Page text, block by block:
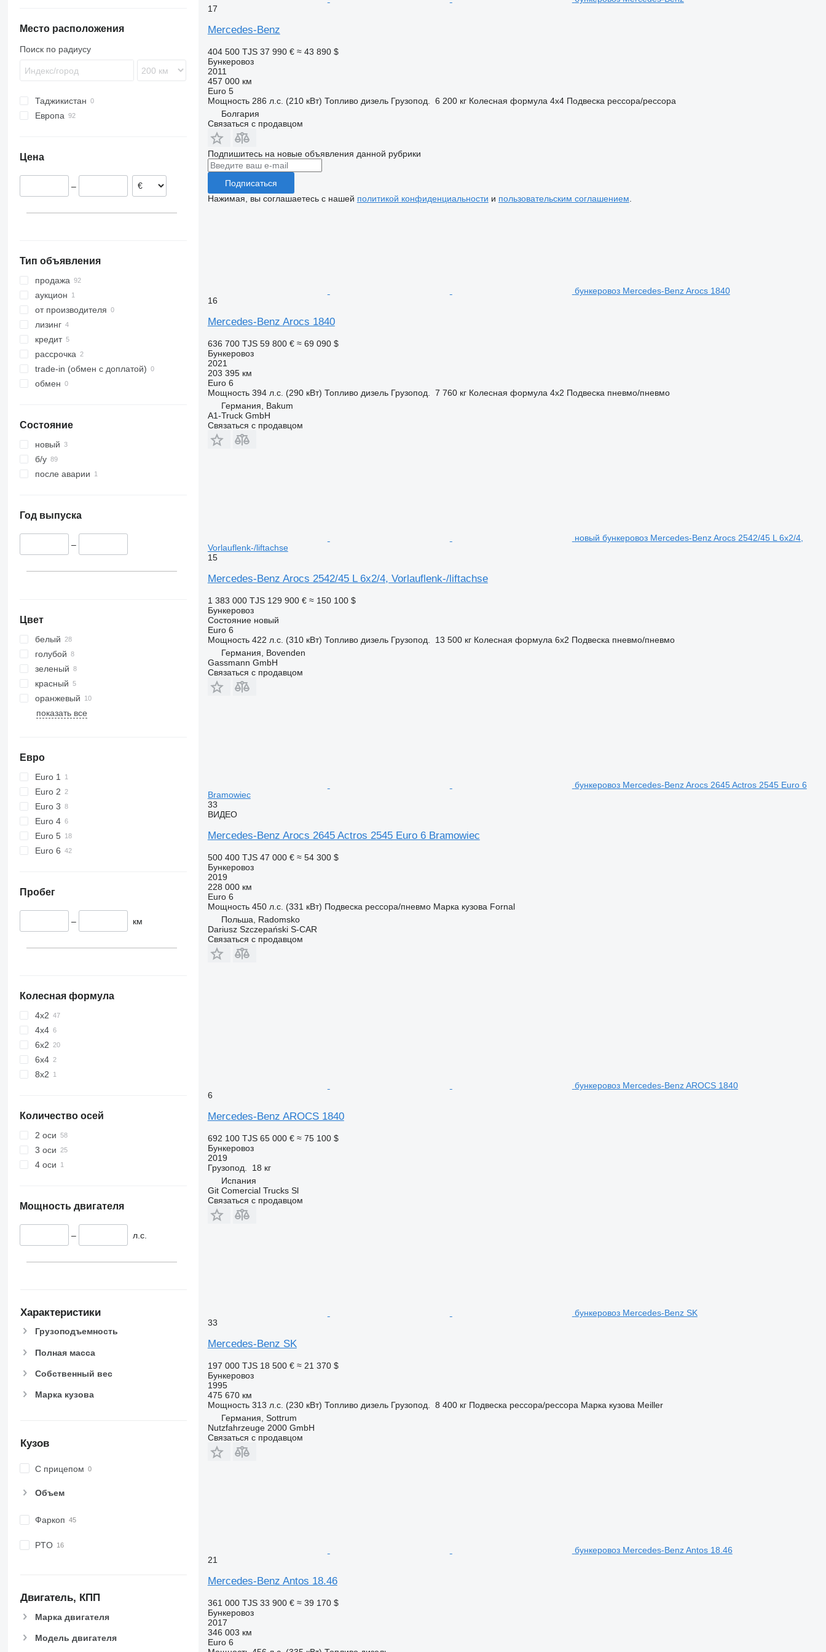
Actros 3243
Место расположения
Поиск по радиусу
Таджикистан
Европа
Нидерланды
Эстония
Цена
–
Тип объявления
продажа
аукцион
от производителя
лизинг
кредит
рассрочка
trade-in (обмен с доплатой)
обмен
Состояние
новый
б/у
после аварии
Год выпуска
–
Цвет
белый
голубой
зеленый
красный
оранжевый
показать все
Евро
Euro 1
Euro 2
Euro 3
Euro 4
Euro 5
Euro 6
Пробег
– км
Колесная формула
4x2
4x4
6x2
6x4
8x2
Количество осей
2 оси
3 оси
4 оси
Мощность двигателя
– л.с.
Характеристики
Грузоподъемность
Полная масса
Собственный вес
Марка кузова
Кузов
С прицепом
Объем
Фаркоп
PTO
Двигатель, КПП
Марка двигателя
Модель двигателя
17
Mercedes-Benz
404 500 TJS 37 990 € ≈ 43 890 $
Бункеровоз
2011
457 000 км
Euro 5
Мощность 286 л.с. (210 кВт) Топливо дизель Грузопод. 6 200 кг Колесная формула 4x4 Подвеска рессора/рессора
Болгария
Связаться с продавцом
Подпишитесь на новые объявления данной рубрики
Подписаться
Нажимая, вы соглашаетесь с нашей политикой конфиденциальности и пользовательским соглашением
бункеровоз Mercedes-Benz Arocs 1840
16
Mercedes-Benz Arocs 1840
636 700 TJS 59 800 € ≈ 69 090 $
Бункеровоз
2021
203 395 км
Euro 6
Мощность 394 л.с. (290 кВт) Топливо дизель Грузопод. 7 760 кг Колесная формула 4x2 Подвеска пневмо/пневмо
Германия, Bakum
A1-Truck GmbH
Связаться с продавцом
новый бункеровоз Mercedes-Benz Arocs 2542/45 L 6x2/4,
Vorlauflenk-/liftachse
15
Mercedes-Benz Arocs 2542/45 L 6x2/4, Vorlauflenk-/liftachse
1 383 000 TJS 129 900 € ≈ 150 100 $
Бункеровоз
Состояниеновый
Euro 6
Мощность 422 л.с. (310 кВт) Топливо дизель Грузопод. 13 500 кг Колесная формула 6x2 Подвеска пневмо/пневмо
Германия, Bovenden
Gassmann GmbH
Связаться с продавцом
бункеровоз Mercedes-Benz Arocs 2645 Actros 2545 Euro 6
Bramowiec
33
ВИДЕО
Mercedes-Benz Arocs 2645 Actros 2545 Euro 6 Bramowiec
500 400 TJS 47 000 € ≈ 54 300 $
Бункеровоз
2019
228 000 км
Euro 6
Мощность 450 л.с. (331 кВт) Подвеска рессора/пневмо Марка кузова Fornal
Польша, Radomsko
Dariusz Szczepański S-CAR
Связаться с продавцом
бункеровоз Mercedes-Benz AROCS 1840
6
Mercedes-Benz AROCS 1840
692 100 TJS 65 000 € ≈ 75 100 $
Бункеровоз
2019
Грузопод.
18 кг
Испания
Git Comercial Trucks Sl
Связаться с продавцом
бункеровоз Mercedes-Benz SK
33
Mercedes-Benz SK
197 000 TJS 18 500 € ≈ 21 370 $
Бункеровоз
1995
475 670 км
Мощность 313 л.с. (230 кВт) Топливо дизель Грузопод. 8 400 кг Подвеска рессора/рессора Марка кузова Meiller
Германия, Sottrum
Nutzfahrzeuge 2000 GmbH
Связаться с продавцом
бункеровоз Mercedes-Benz Antos 18.46
21
Mercedes-Benz Antos 18.46
361 000 TJS 33 900 € ≈ 39 170 $
Бункеровоз
2017
346 003 км
Euro 6